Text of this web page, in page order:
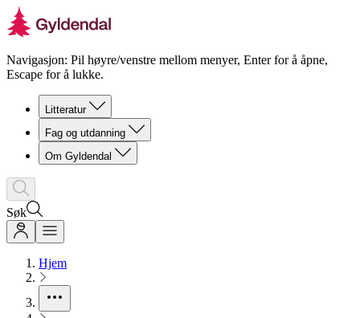
Navigasjon: Pil høyre/venstre mellom menyer, Enter for å åpne,
Escape for å lukke.
Litteratur
Fag og utdanning
Om Gyldendal
Søk
Hjem